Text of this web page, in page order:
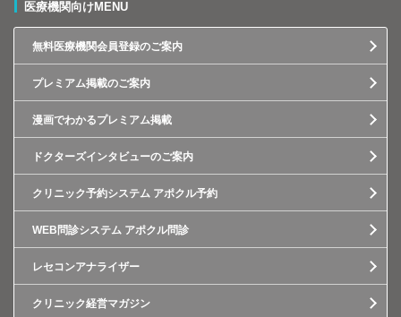
医療機関向けMENU
無料医療機関会員登録のご案内
プレミアム掲載のご案内
漫画でわかるプレミアム掲載
ドクターズインタビューのご案内
クリニック予約システム アポクル予約
WEB問診システム アポクル問診
レセコンアナライザー
クリニック経営マガジン